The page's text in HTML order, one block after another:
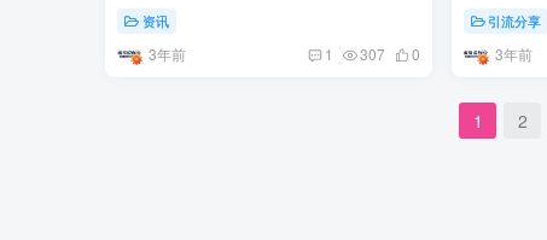
资讯
3年前 1 307 0
引流分享
3年前
1 2